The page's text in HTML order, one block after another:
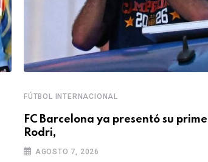
FÚTBOL INTERNACIONAL
FC Barcelona ya presentó su
Rodri,
AGOSTO 7, 2026